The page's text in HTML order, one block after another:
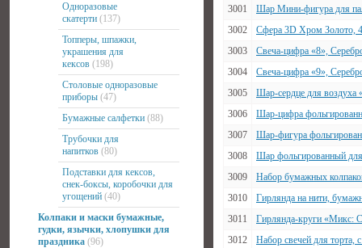
Одноразовые
скатерти (137)
Топперы, шпажки,
украшения для
кексов (198)
Столовые одноразовые
приборы (47)
Бумажные салфетки (88)
Трубочки для
напитков (80)
Подставки для кексов,
снек-боксы, коробочки для
угощений (40)
Колпаки и маски бумажные,
гудки, язычки, хлопушки для
праздника (96)
3001
Шар Мини-фигура для
3002
Сфера 3D Хром Золото,
3003
Свеча-цифра «8»,
3004
Свеча-цифра «9»,
3005
Шар-сердце для
3006
Шар-цифра
3007
Шар-фигура
3008
Шар фольгированный
3009
Набор бумажных
3010
Гирлянда на нити,
3011
Гирлянда-круги «Микс:
3012
Набор свечей для